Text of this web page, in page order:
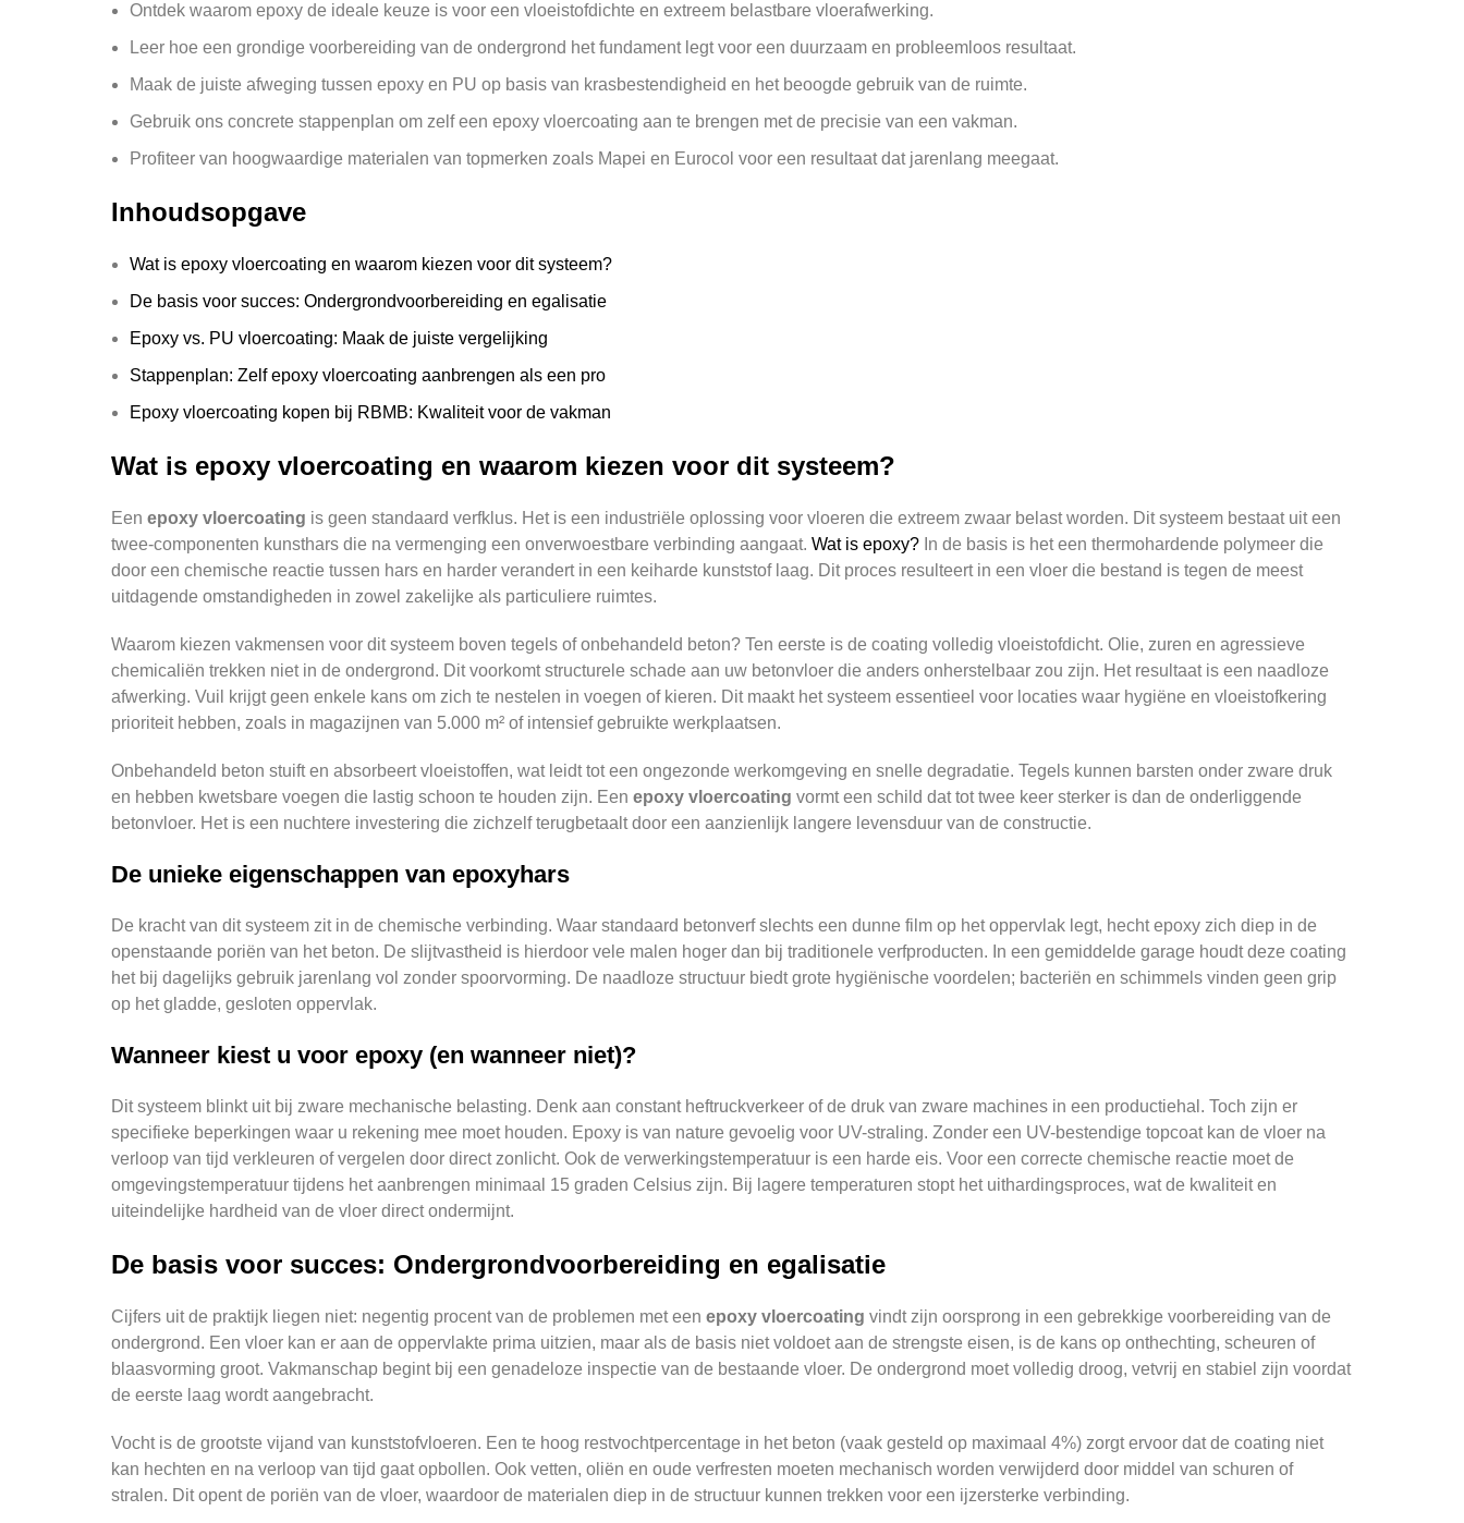
Ontdek waarom epoxy de ideale keuze is voor een vloeistofdichte en extreem belastbare vloerafwerking.
Leer hoe een grondige voorbereiding van de ondergrond het fundament legt voor een duurzaam en probleemloos resultaat.
Maak de juiste afweging tussen epoxy en PU op basis van krasbestendigheid en het beoogde gebruik van de ruimte.
Gebruik ons concrete stappenplan om zelf een epoxy vloercoating aan te brengen met de precisie van een vakman.
Profiteer van hoogwaardige materialen van topmerken zoals Mapei en Eurocol voor een resultaat dat jarenlang meegaat.
Inhoudsopgave
Wat is epoxy vloercoating en waarom kiezen voor dit systeem?
De basis voor succes: Ondergrondvoorbereiding en egalisatie
Epoxy vs. PU vloercoating: Maak de juiste vergelijking
Stappenplan: Zelf epoxy vloercoating aanbrengen als een pro
Epoxy vloercoating kopen bij RBMB: Kwaliteit voor de vakman
Wat is epoxy vloercoating en waarom kiezen voor dit systeem?
Een epoxy vloercoating is geen standaard verfklus. Het is een industriële oplossing voor vloeren die extreem zwaar belast worden. Dit systeem bestaat uit een
twee-componenten kunsthars die na vermenging een onverwoestbare verbinding aangaat. Wat is epoxy? In de basis is het een thermohardende polymeer die
door een chemische reactie tussen hars en harder verandert in een keiharde kunststof laag. Dit proces resulteert in een vloer die bestand is tegen de meest
uitdagende omstandigheden in zowel zakelijke als particuliere ruimtes.
Waarom kiezen vakmensen voor dit systeem boven tegels of onbehandeld beton? Ten eerste is de coating volledig vloeistofdicht. Olie, zuren en agressieve
chemicaliën trekken niet in de ondergrond. Dit voorkomt structurele schade aan uw betonvloer die anders onherstelbaar zou zijn. Het resultaat is een naadloze
afwerking. Vuil krijgt geen enkele kans om zich te nestelen in voegen of kieren. Dit maakt het systeem essentieel voor locaties waar hygiëne en vloeistofkering
prioriteit hebben, zoals in magazijnen van 5.000 m² of intensief gebruikte werkplaatsen.
Onbehandeld beton stuift en absorbeert vloeistoffen, wat leidt tot een ongezonde werkomgeving en snelle degradatie. Tegels kunnen barsten onder zware druk
en hebben kwetsbare voegen die lastig schoon te houden zijn. Een epoxy vloercoating vormt een schild dat tot twee keer sterker is dan de onderliggende
betonvloer. Het is een nuchtere investering die zichzelf terugbetaalt door een aanzienlijk langere levensduur van de constructie.
De unieke eigenschappen van epoxyhars
De kracht van dit systeem zit in de chemische verbinding. Waar standaard betonverf slechts een dunne film op het oppervlak legt, hecht epoxy zich diep in de
openstaande poriën van het beton. De slijtvastheid is hierdoor vele malen hoger dan bij traditionele verfproducten. In een gemiddelde garage houdt deze coating
het bij dagelijks gebruik jarenlang vol zonder spoorvorming. De naadloze structuur biedt grote hygiënische voordelen; bacteriën en schimmels vinden geen grip
op het gladde, gesloten oppervlak.
Wanneer kiest u voor epoxy (en wanneer niet)?
Dit systeem blinkt uit bij zware mechanische belasting. Denk aan constant heftruckverkeer of de druk van zware machines in een productiehal. Toch zijn er
specifieke beperkingen waar u rekening mee moet houden. Epoxy is van nature gevoelig voor UV-straling. Zonder een UV-bestendige topcoat kan de vloer na
verloop van tijd verkleuren of vergelen door direct zonlicht. Ook de verwerkingstemperatuur is een harde eis. Voor een correcte chemische reactie moet de
omgevingstemperatuur tijdens het aanbrengen minimaal 15 graden Celsius zijn. Bij lagere temperaturen stopt het uithardingsproces, wat de kwaliteit en
uiteindelijke hardheid van de vloer direct ondermijnt.
De basis voor succes: Ondergrondvoorbereiding en egalisatie
Cijfers uit de praktijk liegen niet: negentig procent van de problemen met een epoxy vloercoating vindt zijn oorsprong in een gebrekkige voorbereiding van de
ondergrond. Een vloer kan er aan de oppervlakte prima uitzien, maar als de basis niet voldoet aan de strengste eisen, is de kans op onthechting, scheuren of
blaasvorming groot. Vakmanschap begint bij een genadeloze inspectie van de bestaande vloer. De ondergrond moet volledig droog, vetvrij en stabiel zijn voordat
de eerste laag wordt aangebracht.
Vocht is de grootste vijand van kunststofvloeren. Een te hoog restvochtpercentage in het beton (vaak gesteld op maximaal 4%) zorgt ervoor dat de coating niet
kan hechten en na verloop van tijd gaat opbollen. Ook vetten, oliën en oude verfresten moeten mechanisch worden verwijderd door middel van schuren of
stralen. Dit opent de poriën van de vloer, waardoor de materialen diep in de structuur kunnen trekken voor een ijzersterke verbinding.